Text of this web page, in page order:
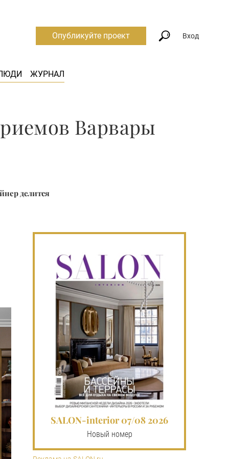
ЖУРНАЛ
Опубликуйте проект Вход
Варвары
делится
SALON-interior 07/08 2026
Новый номер